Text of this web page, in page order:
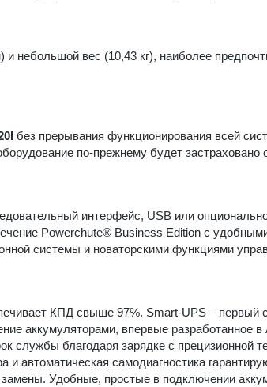
небольшой вес (10,43 кг), наиболее
без прерывания функционирования всей
по-прежнему будет застраховано
интерфейс, USB или
Powerchute® Business Edition с
системы и новаторскими функциями
КПД свыше 97%. Smart-UPS –
аккумуляторами, впервые разработанное в
службы благодаря зарядке с прецизионной
автоматическая самодиагностика
Удобные, простые в подключении